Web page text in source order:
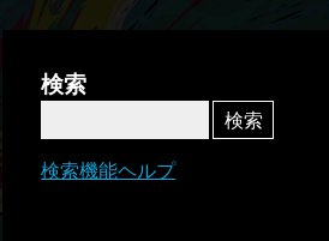
検索
検索機能ヘルプ